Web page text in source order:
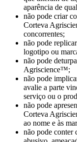
aparência de
não pode criar
Corteva
concorrentes;
não pode
logotipo ou
não pode
Agriscience™;
não pode
avalie a parte
serviço ou o
não pode
Corteva
ao nome e às
não pode conter